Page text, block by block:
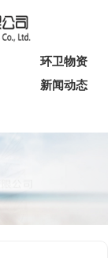
环卫物资
新闻动态